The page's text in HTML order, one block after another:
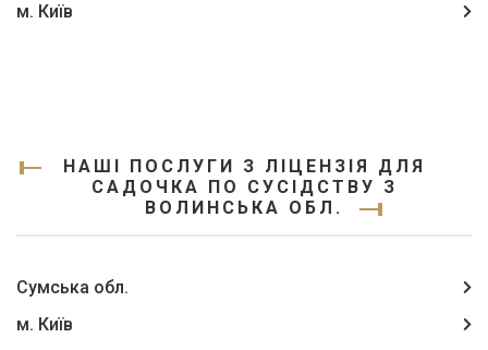
м. Київ
НАШІ ПОСЛУГИ З ЛІЦЕНЗІЯ ДЛЯ
САДОЧКА ПО СУСІДСТВУ З
ВОЛИНСЬКА ОБЛ.
Сумська обл.
м. Київ